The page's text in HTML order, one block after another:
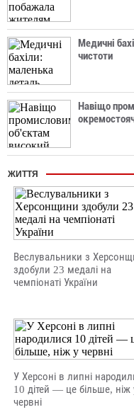
Медичні
чистоти
Навіщо
ЖИТТЯ
Веслувальники з
здобули 23 медалі на
чемпіонаті України
У Херсоні в липні
10 дітей — це більше, ніж
червні